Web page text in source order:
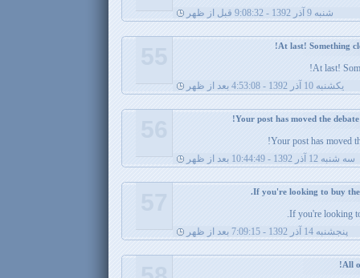
شنبه 9 آذر 1392 - 9:08:32 قبل از ظهر
At last!
يکشنبه 10 آذر 1392 - 4:53:08 بعد از ظهر
Your post has moved
سه شنبه 12 آذر 1392 - 10:44:49 بعد از ظهر
If you're looking
پنجشنبه 14 آذر 1392 - 7:09:15 بعد از ظهر